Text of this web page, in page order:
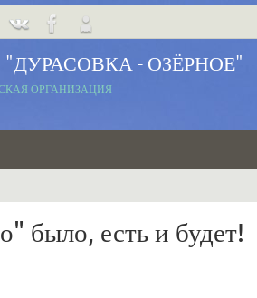
- ОЗЁРНОЕ"
ОРГАНИЗАЦИЯ
было, есть и будет!